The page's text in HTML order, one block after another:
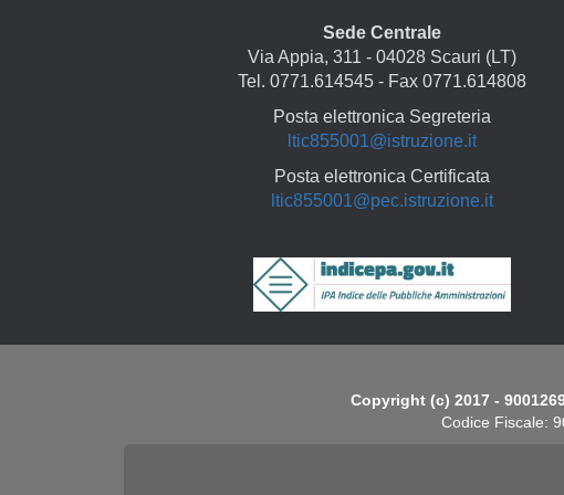
Sede Centrale
Via Appia, 311 - 04028 Scauri (LT)
Tel. 0771.614545 - Fax 0771.614808
Posta elettronica Segreteria
ltic855001@istruzione.it
Posta elettronica Certificata
ltic855001@pec.istruzione.it
Copyright (c) 2017 -
Codice Fiscale: